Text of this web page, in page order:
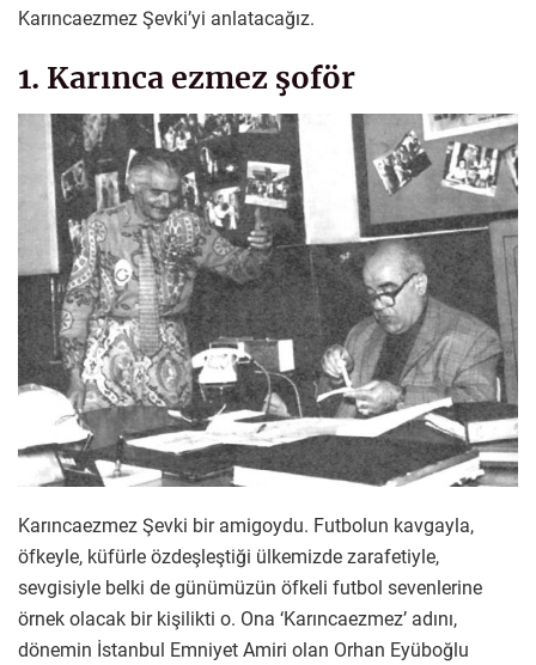
Karıncaezmez Şevki’yi anlatacağız.
1. Karınca ezmez şoför
Karıncaezmez Şevki bir amigoydu. Futbolun kavgayla,
öfkeyle, küfürle özdeşleştiği ülkemizde zarafetiyle,
sevgisiyle belki de günümüzün öfkeli futbol sevenlerine
örnek olacak bir kişilikti o. Ona ‘Karıncaezmez’ adını,
dönemin İstanbul Emniyet Amiri olan Orhan Eyüboğlu